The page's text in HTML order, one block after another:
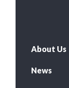
About Us
News